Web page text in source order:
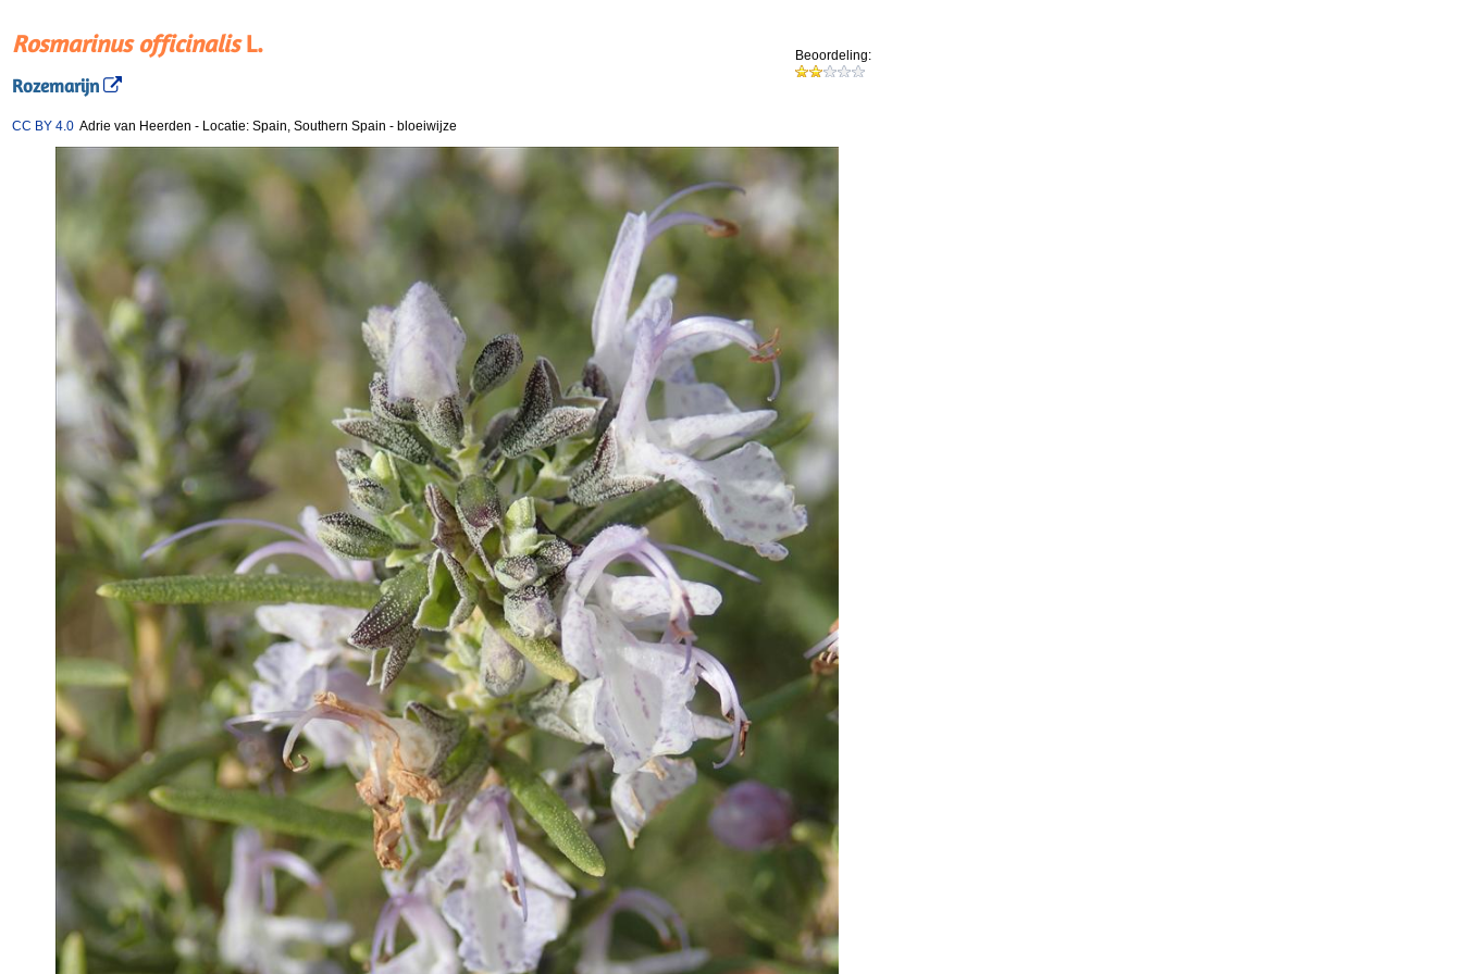
Rosmarinus officinalisL.
Rozemarijn
Beoordeling:
CC BY 4.0 Adrie van Heerden - Locatie: Spain, Southern Spain - bloeiwijze